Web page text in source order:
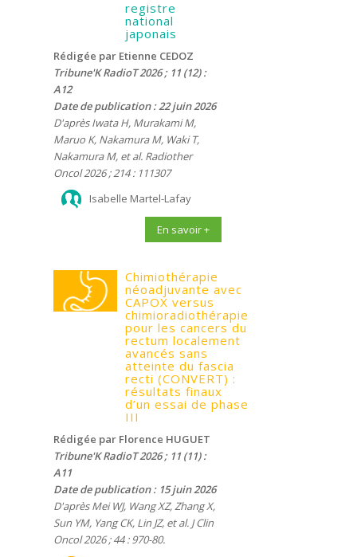
registre
national
japonais
Rédigée par Etienne CEDOZ
Tribune'K RadioT 2026 ; 11 (12) :
A12
Date de publication : 22 juin 2026
D'après Iwata H, Murakami M,
Maruo K, Nakamura M, Waki T,
Nakamura M, et al. Radiother
Oncol 2026 ; 214 : 111307
Isabelle Martel-Lafay
En savoir +
Chimiothérapie
néoadjuvante avec
CAPOX versus
chimioradiothérapie
pour les cancers du
rectum localement
avancés sans
atteinte du fascia
recti (CONVERT) :
résultats finaux
d’un essai de phase
III
Rédigée par Florence HUGUET
Tribune'K RadioT 2026 ; 11 (11) :
A11
Date de publication : 15 juin 2026
D'après Mei WJ, Wang XZ, Zhang X,
Sun YM, Yang CK, Lin JZ, et al. J Clin
Oncol 2026 ; 44 : 970-80.